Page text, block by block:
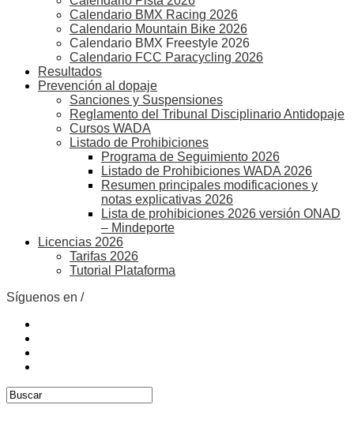
Calendario BMX Racing 2026
Calendario Mountain Bike 2026
Calendario BMX Freestyle 2026
Calendario FCC Paracycling 2026
Resultados
Prevención al dopaje
Sanciones y Suspensiones
Reglamento del Tribunal Disciplinario Antidopaje
Cursos WADA
Listado de Prohibiciones
Programa de Seguimiento 2026
Listado de Prohibiciones WADA 2026
Resumen principales modificaciones y
notas explicativas 2026
Lista de prohibiciones 2026 versión ONAD
– Mindeporte
Licencias 2026
Tarifas 2026
Tutorial Plataforma
Síguenos en /